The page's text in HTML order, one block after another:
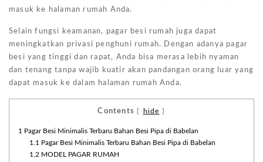
masuk ke halaman rumah Anda.
Selain fungsi keamanan, pagar besi rumah juga dapat
meningkatkan privasi penghuni rumah. Dengan adanya pagar
besi yang tinggi dan rapat, Anda bisa merasa lebih nyaman
dan tenang tanpa wajib kuatir akan pandangan orang luar yang
dapat masuk ke dalam halaman rumah Anda.
Contents hide
1
Pagar Besi Minimalis Terbaru Bahan Besi Pipa di Babelan
1.1
Pagar Besi Minimalis Terbaru Bahan Besi Pipa di Babelan
1.2 MODEL PAGAR RUMAH